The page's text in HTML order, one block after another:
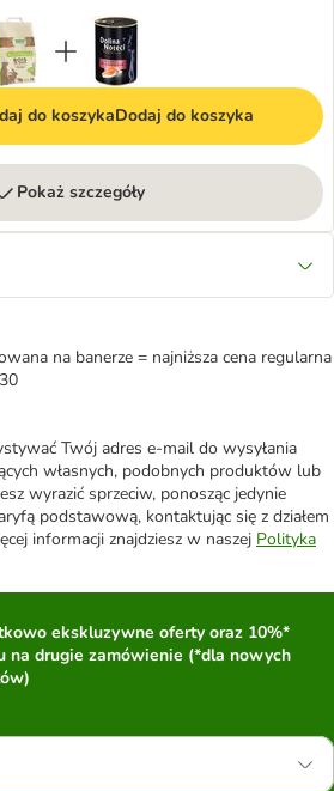
do koszykaDodaj do koszyka
Pokaż szczegóły
na banerze = najniższa cena regularna
Twój adres e-mail do wysyłania
własnych, podobnych produktów lub
wyrazić sprzeciw, ponosząc jedynie
podstawową, kontaktując się z działem
informacji znajdziesz w naszej Polityka
ekskluzywne oferty oraz 10%*
na drugie zamówienie (*dla nowych